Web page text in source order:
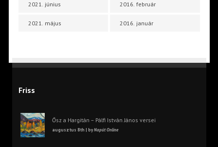
2021. június
2021. május
2016. február
2016. január
Friss
Ősz a Hargitán – Pálfi István János versei
augusztus 8th | byNapút Online